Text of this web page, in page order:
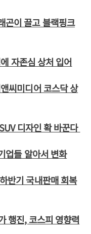
곤이 끌고 블랙핑크
자존심 상처 입어
씨미디어 코스닥 상
디자인 확 바꾼다
업들 알아서 변화
반기 국내판매 회복
행진, 코스피 영향력